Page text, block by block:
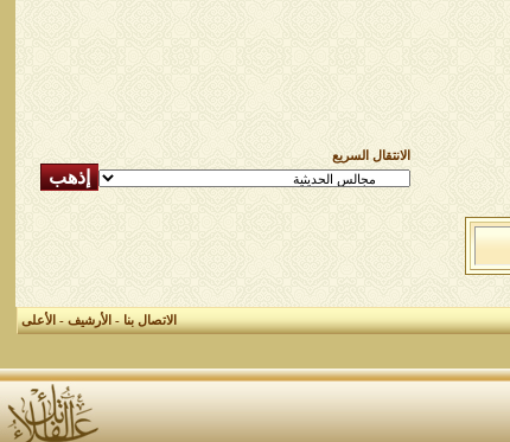
الانتقال السريع
الاتصال بنا-الأرشيف-الأعلى